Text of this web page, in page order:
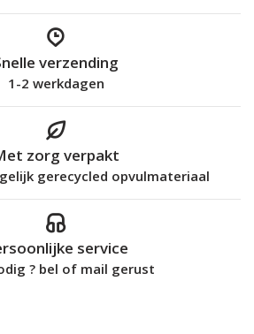
verzending
1-2 werkdagen
zorg verpakt
gerecycled opvulmateriaal
service
? bel of mail gerust